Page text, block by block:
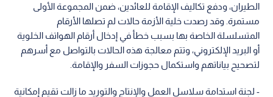
الطيران، ودفع تكاليف الإقامة للعائدين، ضمن المجموعة الأولى
مستمرة. وقد رصدت خلية الأزمة حالات لم تصلها الأرقام
المتسلسلة الخاصة بها بسبب خطأ في إدخال أرقام الهواتف الخلوية
أو البريد الإلكتروني، وتتم معالجة هذه الحالات بالتواصل مع أسرهم
لتصحيح بياناتهم واستكمال حجوزات السفر والإقامة.
- لجنة استدامة سلاسل العمل والإنتاج والتوريد ما زالت تقيم إمكانية